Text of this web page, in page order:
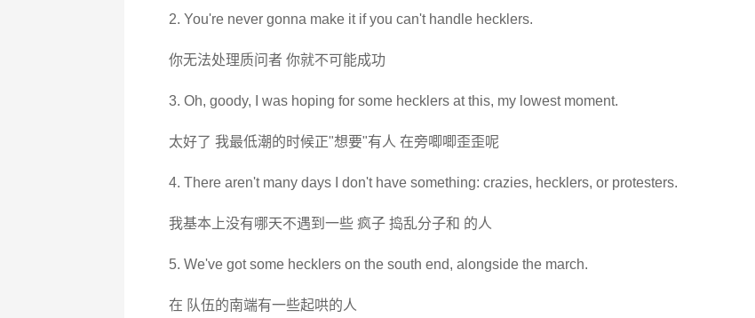
2. You're never gonna make it if you can't handle hecklers.
你无法处理质问者 你就不可能成功
3. Oh, goody, I was hoping for some hecklers at this, my lowest moment.
太好了 我最低潮的时候正"想要"有人 在旁唧唧歪歪呢
4. There aren't many days I don't have something: crazies, hecklers, or protesters.
我基本上没有哪天不遇到一些 疯子 捣乱分子和 的人
5. We've got some hecklers on the south end, alongside the march.
在 队伍的南端有一些起哄的人